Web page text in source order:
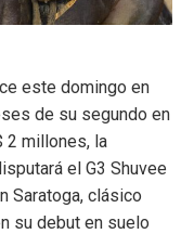
este domingo en
de su segundo en
2 millones, la
el G3 Shuvee
Saratoga, clásico
su debut en suelo